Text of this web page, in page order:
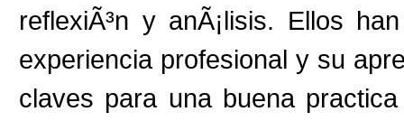
reflexiÃ³n y anÃ¡lisis. Ellos
experiencia profesional y su
claves para una buena